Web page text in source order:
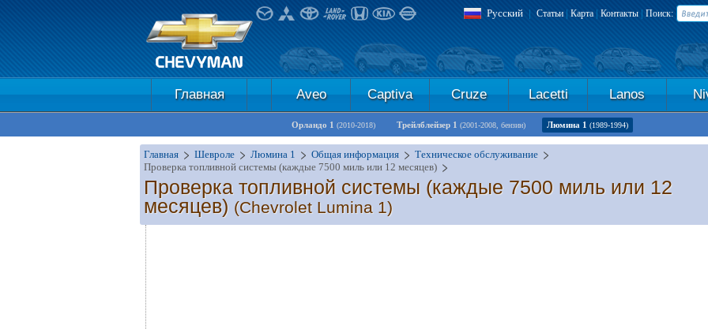
Русский | Статьи | Карта| Контакты | Поиск:
Главная Aveo Captiva Cruze Lacetti Lanos
Орландо 1 (2010-2018) Трейлблейзер 1 (2001-2008, бензин) Люмина 1 (1989-1994)
Главная Шевроле Люмина 1 Общая информация
Техническое обслуживание
Проверка топливной системы (каждые 7500 миль или 12 месяцев)
Проверка топливной системы (каждые 7500 миль или 12
месяцев) (Chevrolet Lumina 1)